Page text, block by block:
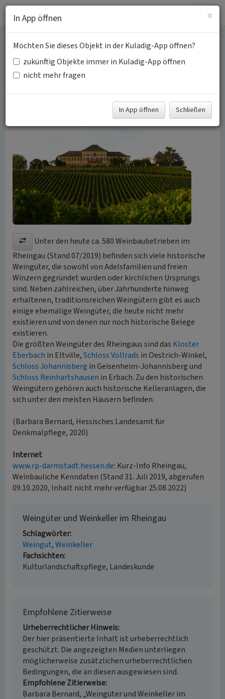
Weingüter und Weinkeller
im Rheingau
Kulturlandschaftspflege, Landeskunde
Unter den heute ca. 580 Weinbaubetrieben im
Rheingau (Stand 07/2019) befinden sich viele historische
Weingüter, die sowohl von Adelsfamilien und freien
Winzern gegründet wurden oder kirchlichen Ursprungs
sind. Neben zahlreichen, über Jahrhunderte hinweg
erhaltenen, traditionsreichen Weingütern gibt es auch
einige ehemalige Weingüter, die heute nicht mehr
existieren und von denen nur noch historische Belege
existieren.
Die größten Weingüter des Rheingaus sind das Kloster
Eberbach in Eltville,Schloss Vollrads in Oestrich-Winkel,
Schloss Johannisberg in Geisenheim-Johannisberg und
Schloss Reinhartshausen in Erbach. Zu den historischen
Weingütern gehören auch historische Kelleranlagen, die
sich unter den meisten Häusern befinden.
(Barbara Bernard, Hessisches Landesamt für
Denkmalpflege, 2020)
Internet
www.rp-darmstadt.hessen.de: Kurz-Info Rheingau,
Weinbauliche Kenndaten (Stand 31. Juli 2019, abgerufen
09.10.2020, Inhalt nicht mehr verfügbar 25.08.2022)
Weingüter und Weinkeller im Rheingau
Schlagwörter
Weingut Weinkeller
Fachsichten
Kulturlandschaftspflege, Landeskunde
Empfohlene Zitierweise
Urheberrechtlicher Hinweis
Der hier präsentierte Inhalt ist urheberrechtlich
geschützt. Die angezeigten Medien unterliegen
möglicherweise zusätzlichen urheberrechtlichen
Bedingungen, die an diesen ausgewiesen sind.
Empfohlene Zitierweise
Barbara Bernard, „Weingüter und Weinkeller im
×
In App öffnen
Möchten Sie dieses Objekt in der Kuladig-App öffnen?
zukünftig Objekte immer in Kuladig-App öffnen
nicht mehr fragen
In App öffnen Schließen